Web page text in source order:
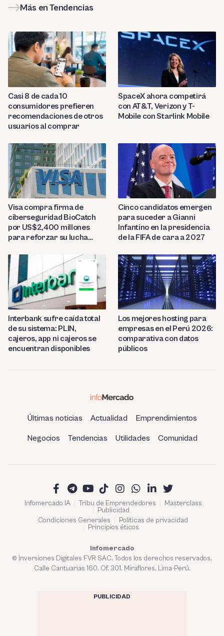
Más en Tendencias
Casi 8 de cada 10
consumidores prefieren
recomendaciones de otros
usuarios al comprar
SpaceX ahora competirá
con AT&T, Verizon y T-
Mobile con Starlink Mobile
Visa compra firma de
ciberseguridad BioCatch
por US$2,400 millones
para reforzar su lucha
Cinco candidatos emergen
para suceder a Gianni
Infantino en la presidencia
de la FIFA de cara a 2027
Interbank sufre caída total
de su sistema: PLIN,
cajeros, app ni cajeros se
encuentran disponibles
Los mejores hosting para
empresas en el Perú 2026:
comparativa con datos
públicos
Últimas noticias Actualidad Emprendimientos
Negocios Tendencias Utilidades Comunidad
Infomercado IA Tribu de Emprendedores
Masterclass
Publicidad
Condiciones Generales
Políticas de privacidad
Principios éticos
Infomercado
© Inversiones Digitales FVR SAC. Todos los derechos reservados.
Calle Cantuarias 160. Of. 301. Miraflores, Lima-Perú.
PUBLICIDAD